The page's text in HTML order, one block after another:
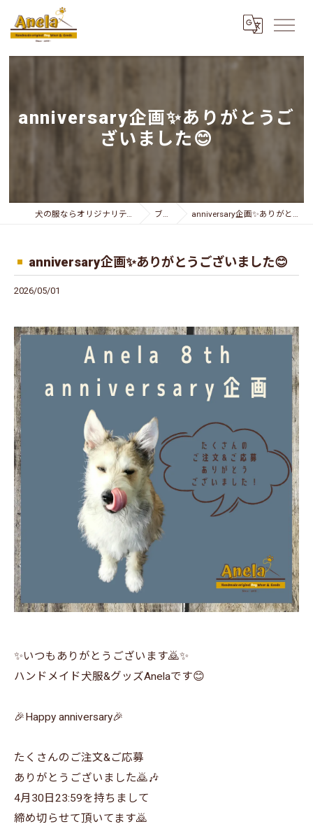
anniversary企画✨ありがとうご
ざいました😊
犬の服ならオリジナリティー溢れるAnela ブログ anniversary企画✨ありがとうございました😊
anniversary企画✨ありがとうございました😊
2026/05/01
✨いつもありがとうございます🙇✨
ハンドメイド犬服&グッズAnelaです😊
🎉Happy anniversary🎉
たくさんのご注文&ご応募
ありがとうございました🙇🎶
4月30日23:59を持ちまして
締め切らせて頂いてます🙇